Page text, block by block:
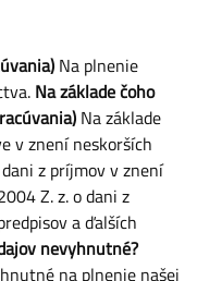
Na plnenie
Na základe čoho
Na základe
v znení neskorších
z príjmov v znení
Z. z. o dani z
a ďalších
nevyhnutné?
na plnenie našej